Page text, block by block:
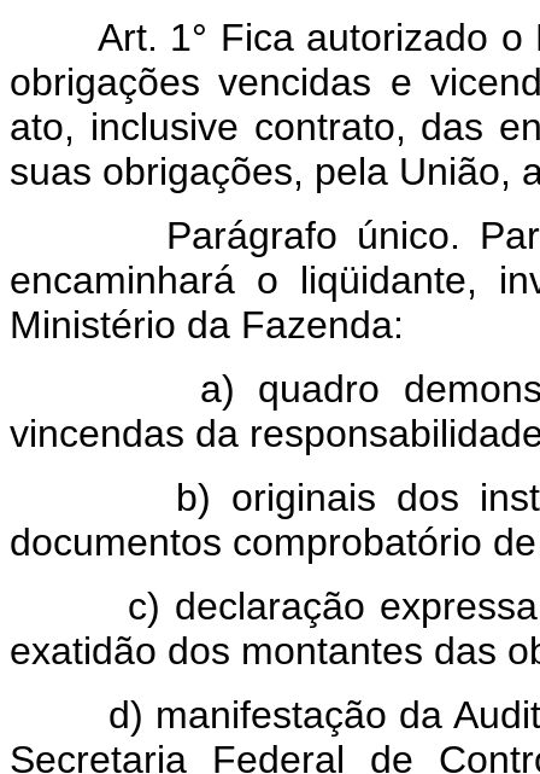
Art. 1° Fica autorizado
obrigações vencidas e
ato, inclusive contrato, das
suas obrigações, pela União,
Parágrafo único.
encaminhará o liqüidante,
Ministério da Fazenda:
a) quadro
vincendas da
b) originais dos
documentos comprobatório
c) declaração
exatidão dos montantes das
d) manifestação da
Secretaria Federal de